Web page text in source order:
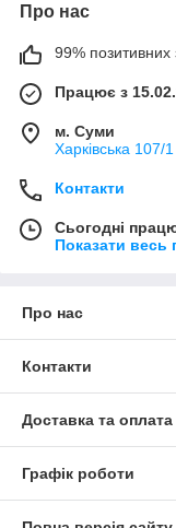
Про нас
99% позитивних
Працює з
м. Суми
Харківська
Контакти
Сьогодні
Показати весь
Про нас
Контакти
Доставка та оплата
Графік роботи